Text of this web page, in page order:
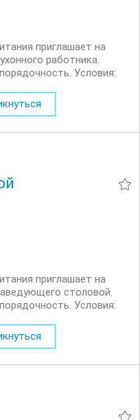
приглашает на
работника.
Условия:
НДФЛ, бесплатное...
приглашает на
столовой.
Условия:
НДФЛ, ...